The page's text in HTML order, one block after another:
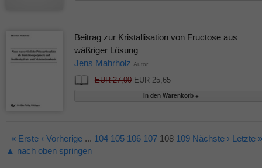
Beitrag zur Kristallisation von Fructose aus
wäßriger Lösung
Jens Mahrholz Autor
EUR 27,00EUR 25,65
« Erste ‹ Vorherige ... 104 105 106 107 108 109 Nächste › Letzte »
▲ nach oben springen